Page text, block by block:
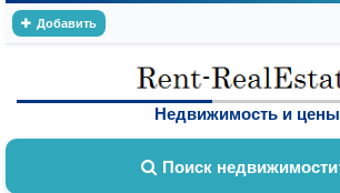
Добавить
Недвижимость и цены
Поиск недвижимости